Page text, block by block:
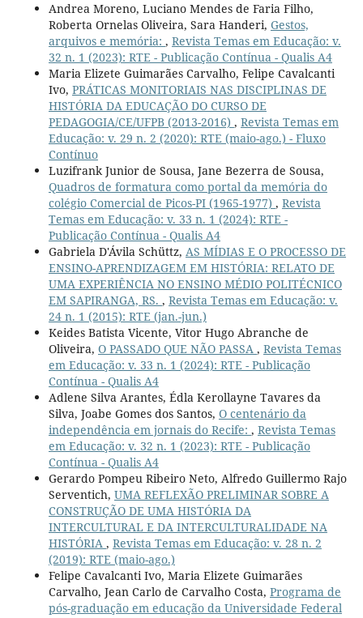
Andrea Moreno, Luciano Mendes de Faria Filho,
Roberta Ornelas Oliveira, Sara Handeri, Gestos,
arquivos e memória: , Revista Temas em Educação: v.
32 n. 1 (2023): RTE - Publicação Contínua - Qualis A4
Maria Elizete Guimarães Carvalho, Felipe Cavalcanti
Ivo, PRÁTICAS MONITORIAIS NAS DISCIPLINAS DE
HISTÓRIA DA EDUCAÇÃO DO CURSO DE
PEDAGOGIA/CE/UFPB (2013-2016) , Revista Temas em
Educação: v. 29 n. 2 (2020): RTE (maio-ago.) - Fluxo
Contínuo
Luzifrank Junior de Sousa, Jane Bezerra de Sousa,
Quadros de formatura como portal da memória do
colégio Comercial de Picos-PI (1965-1977) , Revista
Temas em Educação: v. 33 n. 1 (2024): RTE -
Publicação Contínua - Qualis A4
Gabriela D'Ávila Schüttz, AS MÍDIAS E O PROCESSO DE
ENSINO-APRENDIZAGEM EM HISTÓRIA: RELATO DE
UMA EXPERIÊNCIA NO ENSINO MÉDIO POLITÉCNICO
EM SAPIRANGA, RS. , Revista Temas em Educação: v.
24 n. 1 (2015): RTE (jan.-jun.)
Keides Batista Vicente, Vitor Hugo Abranche de
Oliveira, O PASSADO QUE NÃO PASSA , Revista Temas
em Educação: v. 33 n. 1 (2024): RTE - Publicação
Contínua - Qualis A4
Adlene Silva Arantes, Édla Kerollayne Tavares da
Silva, Joabe Gomes dos Santos, O centenário da
independência em jornais do Recife: , Revista Temas
em Educação: v. 32 n. 1 (2023): RTE - Publicação
Contínua - Qualis A4
Gerardo Pompeu Ribeiro Neto, Alfredo Guillermo Rajo
Serventich, UMA REFLEXÃO PRELIMINAR SOBRE A
CONSTRUÇÃO DE UMA HISTÓRIA DA
INTERCULTURAL E DA INTERCULTURALIDADE NA
HISTÓRIA , Revista Temas em Educação: v. 28 n. 2
(2019): RTE (maio-ago.)
Felipe Cavalcanti Ivo, Maria Elizete Guimarães
Carvalho, Jean Carlo de Carvalho Costa, Programa de
pós-graduação em educação da Universidade Federal